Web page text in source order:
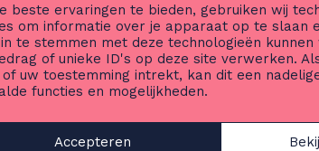
beste ervaringen te bieden, gebruiken wij
om informatie over je apparaat op te slaan
te stemmen met deze technologieën kunnen
of unieke ID's op deze site verwerken.
uw toestemming intrekt, kan dit een
functies en mogelijkheden.
Accepteren